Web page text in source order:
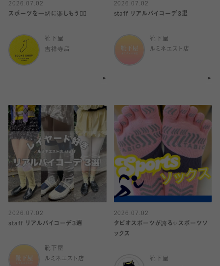
2026.07.02
スポーツを一緒に楽しもう🏋️‍♀️
靴下屋
吉祥寺店
2026.07.02
staff リアルバイコーデ3選
靴下屋
ルミネエスト店
2026.07.02
staff リアルバイコーデ3選
靴下屋
ルミネエスト店
2026.07.02
タビオスポーツが誇る✨スポーツソ
ックス
靴下屋